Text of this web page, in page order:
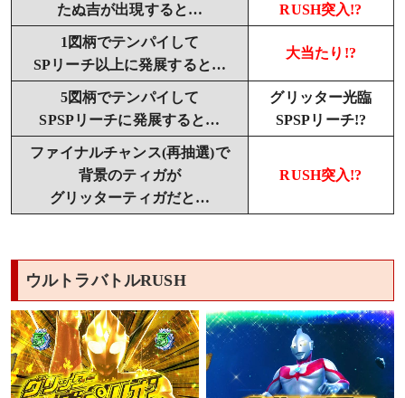
たぬ吉が出現すると…
RUSH突入!?
1図柄でテンパイして
SPリーチ以上に発展すると…
大当たり!?
5図柄でテンパイして
SPSPリーチに発展すると…
グリッター光臨
SPSPリーチ!?
ファイナルチャンス(再抽選)で
背景のティガが
グリッターティガだと…
RUSH突入!?
ウルトラバトルRUSH